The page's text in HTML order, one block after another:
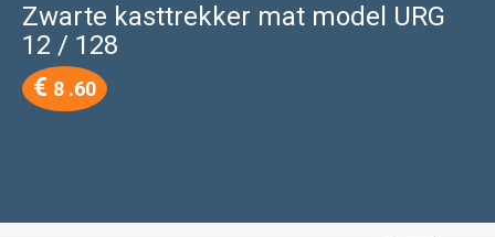
Zwarte kasttrekker mat model URG
12 / 128
€ 8 .60